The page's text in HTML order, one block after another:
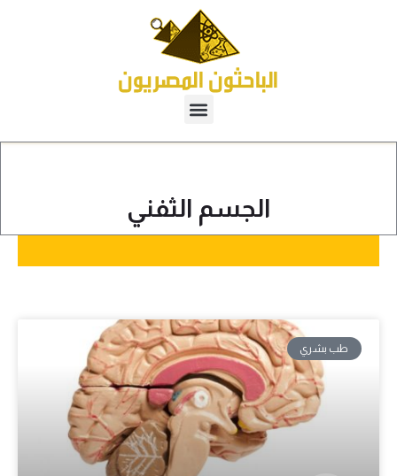
الجسم الثفني
طب بشري